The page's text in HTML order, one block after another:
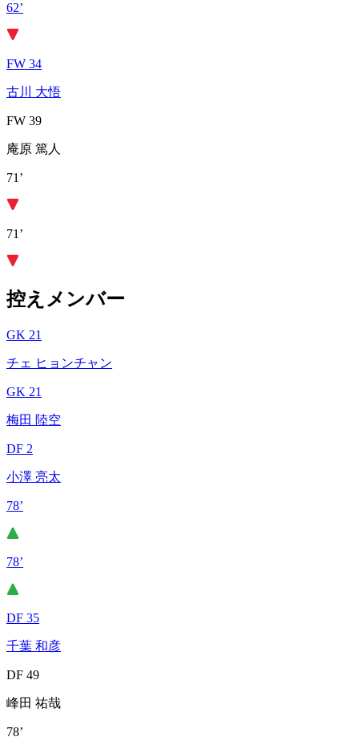
62’
FW 34
古川 大悟
FW 39
庵原 篤人
71’
71’
控えメンバー
GK 21
チェ ヒョンチャン
GK 21
梅田 陸空
DF 2
小澤 亮太
78’
78’
DF 35
千葉 和彦
DF 49
峰田 祐哉
78’